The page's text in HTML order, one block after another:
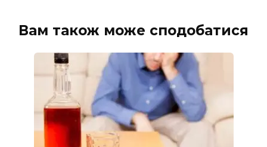
Вам також може сподобатися